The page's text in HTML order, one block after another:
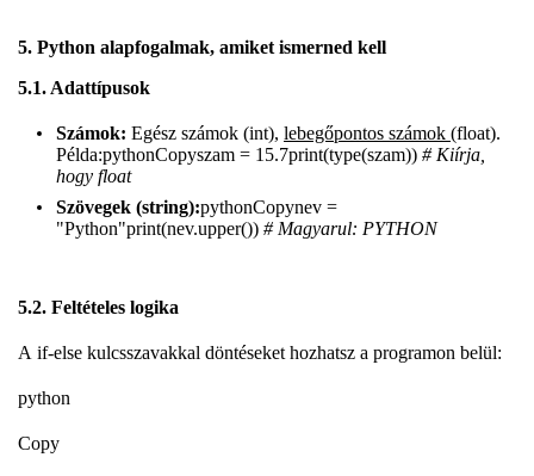
5. Python alapfogalmak, amiket ismerned kell
5.1. Adattípusok
Számok: Egész számok (int), lebegőpontos számok (float).
Példa:pythonCopyszam = 15.7print(type(szam)) # Kiírja,
hogy float
Szövegek (string):pythonCopynev =
"Python"print(nev.upper()) # Magyarul: PYTHON
5.2. Feltételes logika
A if-else kulcsszavakkal döntéseket hozhatsz a programon belül:
python
Copy